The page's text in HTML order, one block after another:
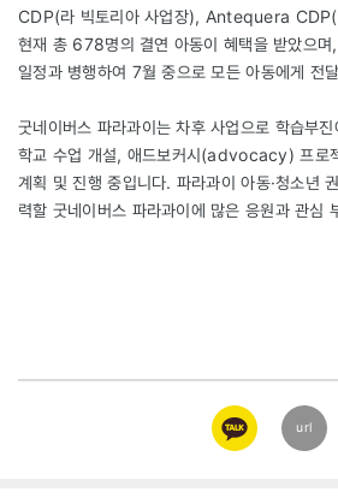
CDP(라 빅토리아 사업장), Antequera CDP(
현재 총 678명의 결연 아동이 혜택을 받았으
일정과 병행하여 7월 중으로 모든 아동에게 전
굿네이버스 파라과이는 차후 사업으로 학습부
학교 수업 개설, 애드보커시(advocacy) 프로
계획 및 진행 중입니다. 파라과이 아동·청소년
력할 굿네이버스 파라과이에 많은 응원과 관심
카카오
링크
url